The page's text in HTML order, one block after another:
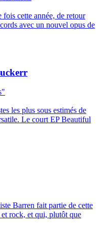
cette année, de retour
avec un nouvel opus de
les plus sous estimés de
Le court EP Beautiful
Barren fait partie de cette
rock, et qui, plutôt que